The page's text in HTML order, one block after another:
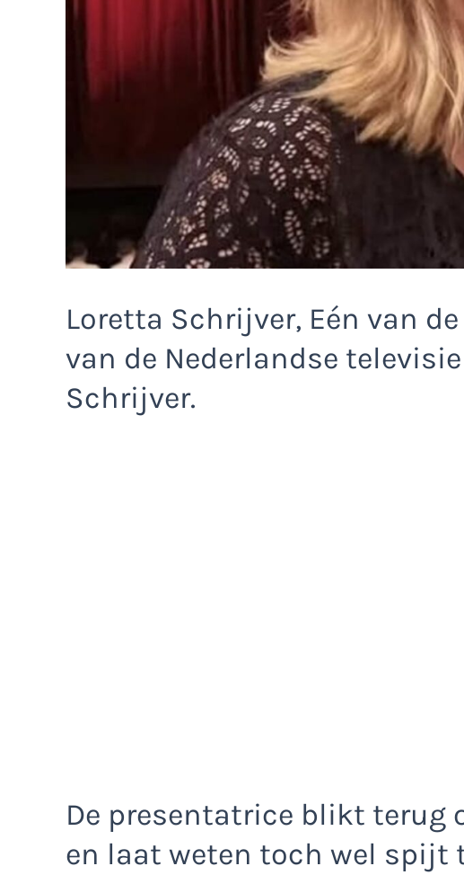
Loretta Schrijver, Eén van
van de Nederlandse
Schrijver.
De presentatrice blikt terug
en laat weten toch wel spijt